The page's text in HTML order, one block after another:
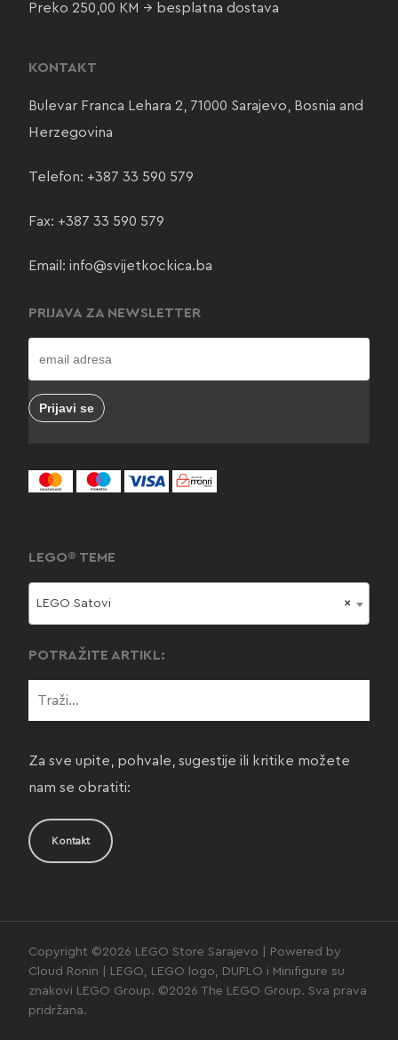
Preko 250,00 KM → besplatna dostava
KONTAKT
Bulevar Franca Lehara 2, 71000 Sarajevo, Bosnia and
Herzegovina
Telefon: +387 33 590 579
Fax: +387 33 590 579
Email: info@svijetkockica.ba
PRIJAVA ZA NEWSLETTER
LEGO® TEME
×
LEGO Satovi
POTRAŽITE ARTIKL:
Za sve upite, pohvale, sugestije ili kritike možete
nam se obratiti:
Kontakt
Copyright ©2026 LEGO Store Sarajevo | Powered by
Cloud Ronin | LEGO, LEGO logo, DUPLO i Minifigure su
znakovi LEGO Group. ©2026 The LEGO Group. Sva prava
pridržana.